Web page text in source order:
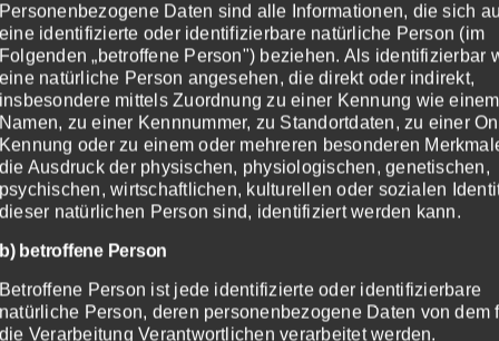
der Patienten zu berücksichtigen und respektvoll
Feedback einholen
Feedback von den Patienten ist unerlässlich. Dies
Das erhaltene Feedback sollte zur kontinuierlichen
Schulung des Personals
Personals in Bezug auf Patientenbetreuung und
einfühlsames und respektvolles Personal trägt
Kliniken bei.
Personenbezogene Daten sind alle Informationen, die sich
eine identifizierte oder identifizierbare natürliche Person (im
Folgenden „betroffene Person") beziehen. Als identifizierbar
eine natürliche Person angesehen, die direkt oder indirekt,
insbesondere mittels Zuordnung zu einer Kennung wie einem
Namen, zu einer Kennnummer, zu Standortdaten, zu einer
Kennung oder zu einem oder mehreren besonderen
die Ausdruck der physischen, physiologischen, genetischen,
psychischen, wirtschaftlichen, kulturellen oder sozialen
dieser natürlichen Person sind, identifiziert werden kann.
b) betroffene Person
Betroffene Person ist jede identifizierte oder identifizierbare
natürliche Person, deren personenbezogene Daten von dem
die Verarbeitung Verantwortlichen verarbeitet werden.